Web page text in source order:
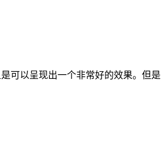
可以呈现出一个非常好的效果。但是